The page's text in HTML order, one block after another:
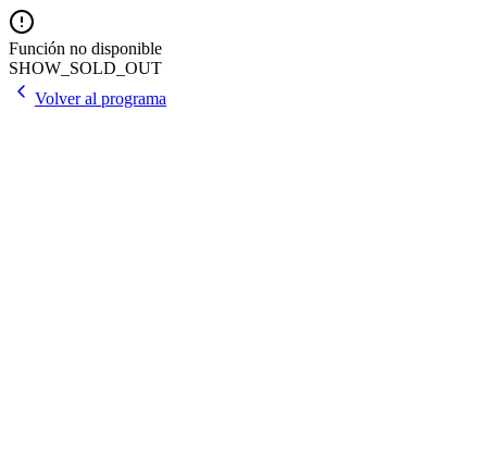
Función no disponible
SHOW_SOLD_OUT
Volver al programa